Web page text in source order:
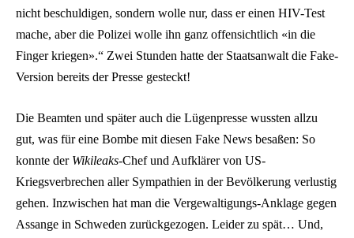
nicht beschuldigen, sondern wolle nur, dass er einen HIV-Test
mache, aber die Polizei wolle ihn ganz offensichtlich «in die
Finger kriegen».“ Zwei Stunden hatte der Staatsanwalt die Fake-
Version bereits der Presse gesteckt!
Die Beamten und später auch die Lügenpresse wussten allzu
gut, was für eine Bombe mit diesen Fake News besaßen: So
konnte der Wikileaks-Chef und Aufklärer von US-
Kriegsverbrechen aller Sympathien in der Bevölkerung verlustig
gehen. Inzwischen hat man die Vergewaltigungs-Anklage gegen
Assange in Schweden zurückgezogen. Leider zu spät… Und,